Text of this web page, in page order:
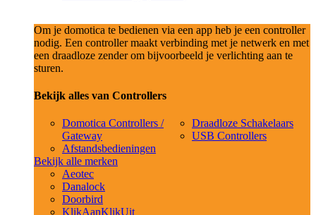
Om je domotica te bedienen via een app heb je een controller
nodig. Een controller maakt verbinding met je netwerk en met
een draadloze zender om bijvoorbeeld je verlichting aan te
sturen.
Bekijk alles van Controllers
Domotica Controllers /
Gateway
Afstandsbedieningen
Draadloze Schakelaars
USB Controllers
Bekijk alle merken
Aeotec
Danalock
Doorbird
KlikAanKlikUit